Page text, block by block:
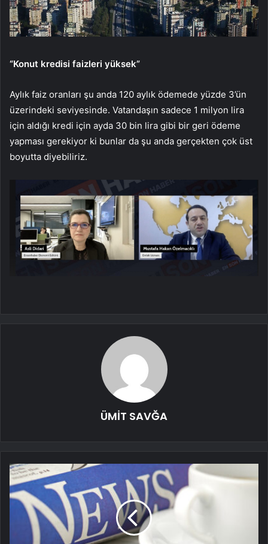
“Konut kredisi faizleri yüksek”
Aylık faiz oranları şu anda 120 aylık ödemede yüzde 3’ün
üzerindeki seviyesinde. Vatandaşın sadece 1 milyon lira
için aldığı kredi için ayda 30 bin lira gibi bir geri ödeme
yapması gerekiyor ki bunlar da şu anda gerçekten çok üst
boyutta diyebiliriz.
ÜMİT SAVĞA